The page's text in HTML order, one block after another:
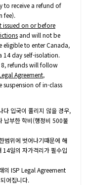
to receive a refund of
fee).
on or before
and will not be
eligible to enter Canada,
14 day self-isolation.
refunds will follow
Agreement,
of in-class
입국이 풀리지 않을 경우,
납부한 학비(행정비 500불
범위에 벗어나기때문에 해
14일의 자가격리가 필수입
의 ISP Legal Agreement
어집니다.